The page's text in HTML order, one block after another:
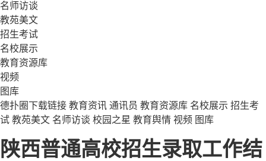
名师访谈
教苑美文
招生考试
名校展示
教育资源库
视频
图库
德扑圈下载链接 教育资讯 通讯员 教育资源库 名校展示 招生考
试 教苑美文 名师访谈 校园之星 教育舆情 视频 图库
陕西普通高校招生录取工作结